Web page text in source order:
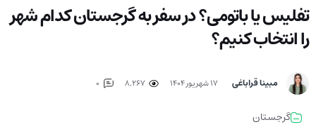
تفلیس یا باتومی؟ در سفر به گرجستان کدام شهر
را انتخاب کنیم؟
مبینا قراباغی ۱۷ شهریور ۱۴۰۴
گرجستان